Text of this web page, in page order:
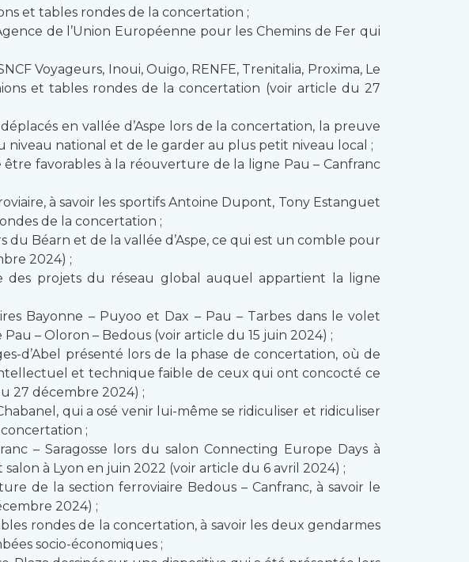
et tables rondes de la concertation ;
de l’Union Européenne pour les Chemins de Fer qui
Voyageurs, Inoui, Ouigo, RENFE, Trenitalia, Proxima, Le
et tables rondes de la concertation (voir article du 27
en vallée d’Aspe lors de la concertation, la preuve
national et de le garder au plus petit niveau local ;
favorables à la réouverture de la ligne Pau – Canfranc
à savoir les sportifs Antoine Dupont, Tony Estanguet
de la concertation ;
Béarn et de la vallée d’Aspe, ce qui est un comble pour
2024) ;
projets du réseau global auquel appartient la ligne
Bayonne – Puyoo et Dax – Pau – Tarbes dans le volet
– Oloron – Bedous (voir article du 15 juin 2024) ;
d’Abel présenté lors de la phase de concertation, où de
et technique faible de ceux qui ont concocté ce
27 décembre 2024) ;
qui a osé venir lui-même se ridiculiser et ridiculiser
;
– Saragosse lors du salon Connecting Europe Days à
à Lyon en juin 2022 (voir article du 6 avril 2024) ;
de la section ferroviaire Bedous – Canfranc, à savoir le
2024) ;
rondes de la concertation, à savoir les deux gendarmes
socio-économiques ;